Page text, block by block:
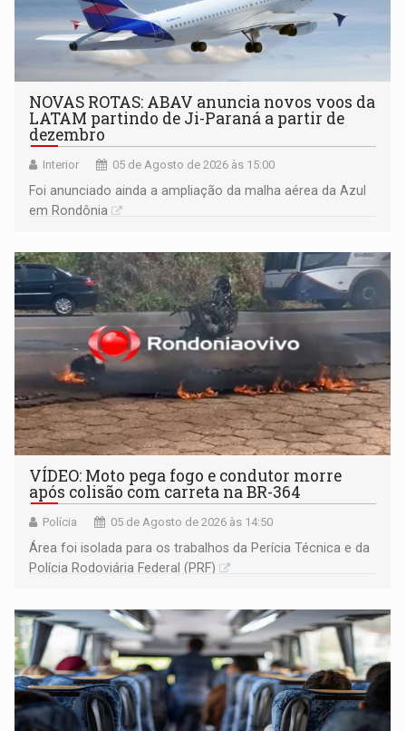
NOVAS ROTAS: ABAV anuncia novos voos da
LATAM partindo de Ji-Paraná a partir de
dezembro
Interior 05 de Agosto de 2026 às 15:00
Foi anunciado ainda a ampliação da malha aérea da Azul
em Rondônia
VÍDEO: Moto pega fogo e condutor morre
após colisão com carreta na BR-364
Polícia 05 de Agosto de 2026 às 14:50
Área foi isolada para os trabalhos da Perícia Técnica e da
Polícia Rodoviária Federal (PRF)